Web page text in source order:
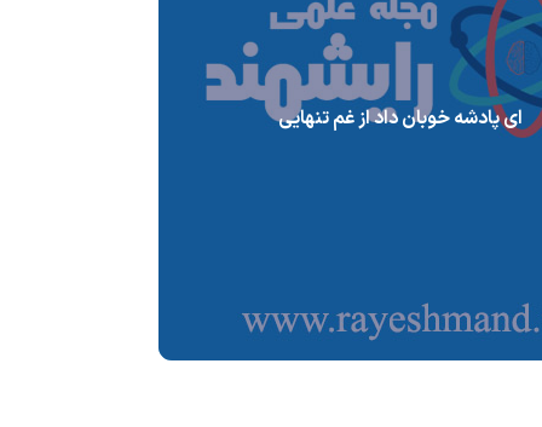
ای پادشه خوبان داد از غم تنهایی